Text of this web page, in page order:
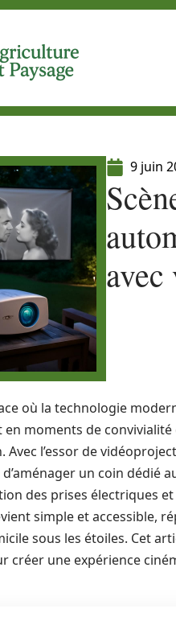
9 juin
où la technologie
moments de
Avec l’essor de
un coin dédié
des prises électriques et
simple et accessible,
sous les étoiles. Cet
créer une expérience